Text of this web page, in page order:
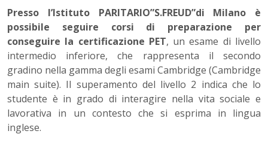
Presso l’Istituto PARITARIO”S.FREUD”di Milano è
possibile seguire corsi di preparazione per
conseguire la certificazione PET, un esame di livello
intermedio inferiore, che rappresenta il secondo
gradino nella gamma degli esami Cambridge (Cambridge
main suite). Il superamento del livello 2 indica che lo
studente è in grado di interagire nella vita sociale e
lavorativa in un contesto che si esprima in lingua
inglese.